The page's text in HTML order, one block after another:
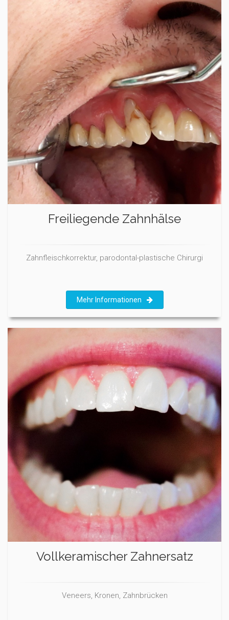
Freiliegende Zahnhälse
Zahnfleischkorrektur, parodontal-plastische Chirurgi
Mehr Informationen
Vollkeramischer Zahnersatz
Veneers, Kronen, Zahnbrücken